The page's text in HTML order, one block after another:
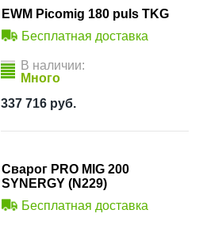
EWM Picomig 180 puls TKG
Бесплатная доставка
В наличии:
Много
337 716 руб.
Сварог PRO MIG 200
SYNERGY (N229)
Бесплатная доставка